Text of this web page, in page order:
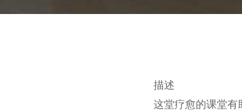
描述
这堂疗愈的课堂有